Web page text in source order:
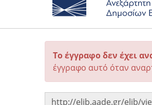
Το έγγραφο δεν έχει
έγγραφο αυτό όταν